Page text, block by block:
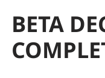
BETA